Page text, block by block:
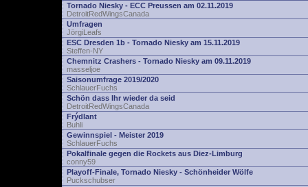
Tornado Niesky - ECC Preussen am 02.11.2019
DetroitRedWingsCanada
Umfragen
JörgiLeafs
ESC Dresden 1b - Tornado Niesky am 15.11.2019
Steffen-NY
Chemnitz Crashers - Tornado Niesky am 09.11.2019
masseljoe
Saisonumfrage 2019/2020
SchlauerFuchs
Schön dass Ihr wieder da seid
DetroitRedWingsCanada
Frýdlant
Buhli
Gewinnspiel - Meister 2019
SchlauerFuchs
Pokalfinale gegen die Rockets aus Diez-Limburg
conny59
Playoff-Finale, Tornado Niesky - Schönheider Wölfe
Puckschubser